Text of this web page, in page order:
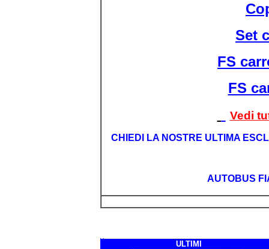
Set
FS
FS
Vedi
CHIEDI LA NOSTRE ULTIMA
AUTOBUS
ULTIMI